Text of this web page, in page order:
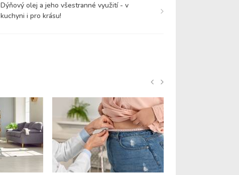
Dýňový olej a jeho všestranné využití - v
kuchyni i pro krásu!